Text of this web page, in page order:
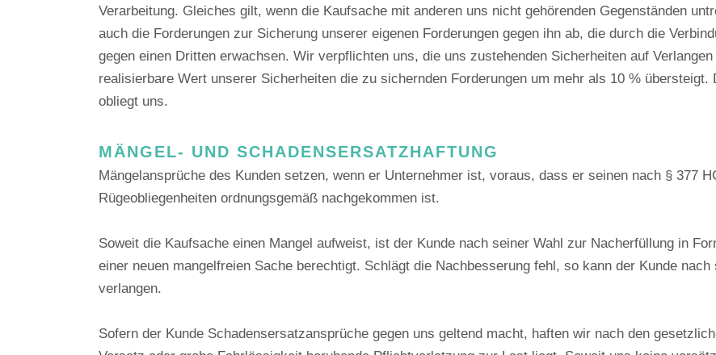
Verarbeitung. Gleiches gilt, wenn die Kaufsache mit anderen uns nicht gehörenden Gegenständen
auch die Forderungen zur Sicherung unserer eigenen Forderungen gegen ihn ab, die durch die
gegen einen Dritten erwachsen. Wir verpflichten uns, die uns zustehenden Sicherheiten auf
realisierbare Wert unserer Sicherheiten die zu sichernden Forderungen um mehr als 10 %
obliegt uns.
MÄNGEL- UND SCHADENSERSATZHAFTUNG
Mängelansprüche des Kunden setzen, wenn er Unternehmer ist, voraus, dass er seinen nach § 377
Rügeobliegenheiten ordnungsgemäß nachgekommen ist.
Soweit die Kaufsache einen Mangel aufweist, ist der Kunde nach seiner Wahl zur Nacherfüllung in
einer neuen mangelfreien Sache berechtigt. Schlägt die Nachbesserung fehl, so kann der Kunde
verlangen.
Sofern der Kunde Schadensersatzansprüche gegen uns geltend macht, haften wir nach den